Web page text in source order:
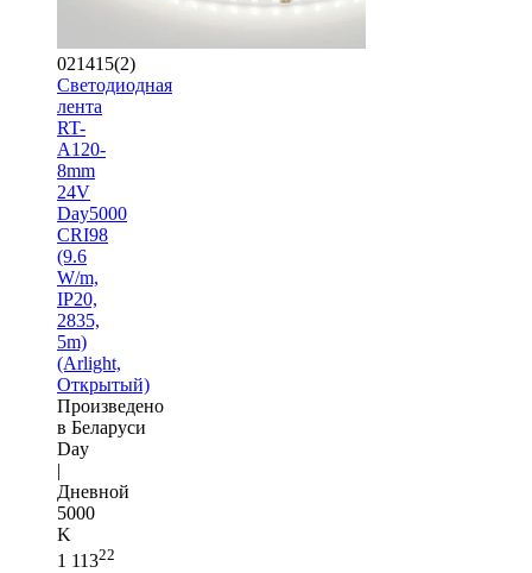
021415(2)
Светодиодная
лента
RT-
A120-
8mm
24V
Day5000
CRI98
(9.6
W/m,
IP20,
2835,
5m)
(Arlight,
Открытый)
Произведено
в Беларуси
Day
|
Дневной
5000
K
1 11322